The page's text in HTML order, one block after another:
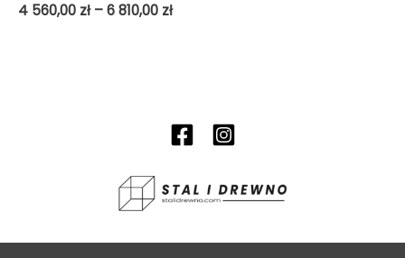
4 560,00 zł–6 810,00 zł